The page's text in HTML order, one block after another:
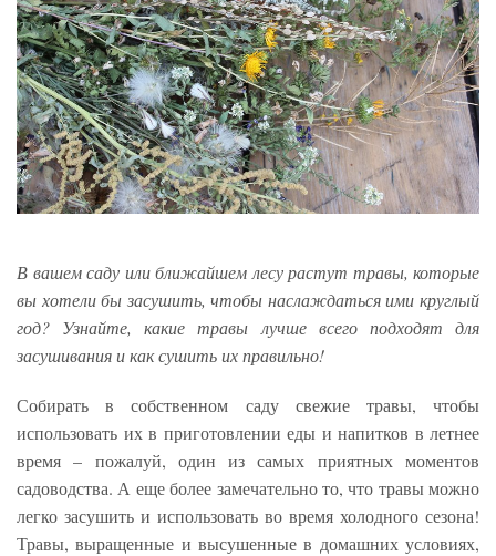
В вашем саду или ближайшем лесу растут травы, которые
вы хотели бы засушить, чтобы наслаждаться ими круглый
год? Узнайте, какие травы лучше всего подходят для
засушивания и как сушить их правильно!
Собирать в собственном саду свежие травы, чтобы
использовать их в приготовлении еды и напитков в летнее
время – пожалуй, один из самых приятных моментов
садоводства. А еще более замечательно то, что травы можно
легко засушить и использовать во время холодного сезона!
Травы, выращенные и высушенные в домашних условиях,